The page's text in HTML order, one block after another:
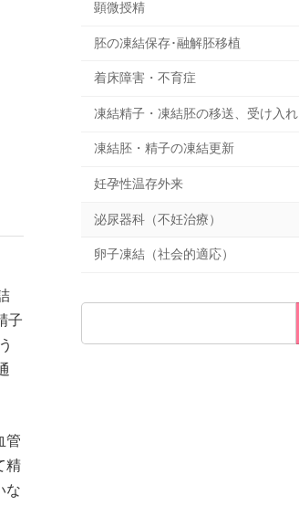
子
管
精
な
顕微授精
胚の凍結保存･融解胚移植
着床障害・不育症
凍結精子・凍結胚の移送、受け入れ
凍結胚・精子の凍結更新
妊孕性温存外来
泌尿器科（不妊治療）
卵子凍結（社会的適応）
検